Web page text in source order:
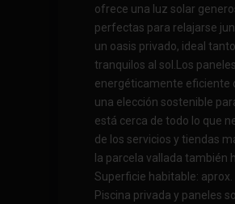
ofrece una luz solar
perfectas para relajarse
un oasis privado, ideal
tranquilos al sol.Los
energéticamente eficiente
una elección sostenible
está cerca de todo lo que
de los servicios y tiendas
la parcela vallada también
Superficie habitable: aprox.
Piscina privada y paneles